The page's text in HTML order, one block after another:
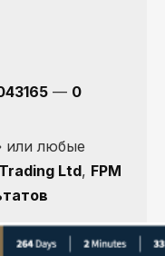
— 0
или любые
Ltd, FPM